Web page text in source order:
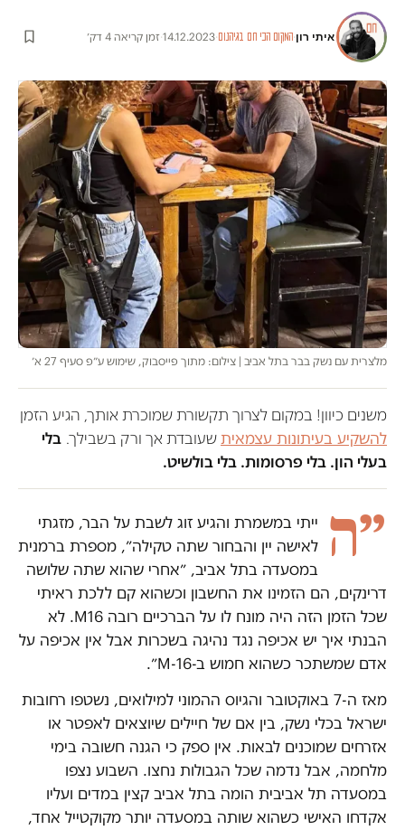
איתי רון·המקום הכי חם בגיהנום·
14.12.2023
·זמן קריאה 4 דק׳
מלצרית עם נשק בבר בתל אביב | צילום: מתוך פייסבוק, שימוש ע״פ סעיף 27 א׳
משנים כיוון! במקום לצרוך תקשורת שמוכרת אותך, הגיע הזמן
להשקיע בעיתונות עצמאיתשעובדת אך ורק בשבילך. בלי
בעלי הון. בלי פרסומות. בלי בולשיט.
״ה
ייתי במשמרת והגיע זוג לשבת על הבר, מזגתי
לאישה יין והבחור שתה טקילה״, מספרת ברמנית
במסעדה בתל אביב, ״אחרי שהוא שתה שלושה
דרינקים, הם הזמינו את החשבון וכשהוא קם ללכת ראיתי
שכל הזמן הזה היה מונח לו על הברכיים רובה M16. לא
הבנתי איך יש אכיפה נגד נהיגה בשכרות אבל אין אכיפה על
אדם שמשתכר כשהוא חמוש ב-M-16״.
מאז ה-7 באוקטובר והגיוס ההמוני למילואים, נשטפו רחובות
ישראל בכלי נשק, בין אם של חיילים שיוצאים לאפטר או
אזרחים שמוכנים לבאות. אין ספק כי הגנה חשובה בימי
מלחמה, אבל נדמה שכל הגבולות נחצו. השבוע נצפו
במסעדה תל אביבית הומה בתל אביב קצין במדים ועליו
אקדחו האישי כשהוא שותה במסעדה יותר מקוקטייל אחד,